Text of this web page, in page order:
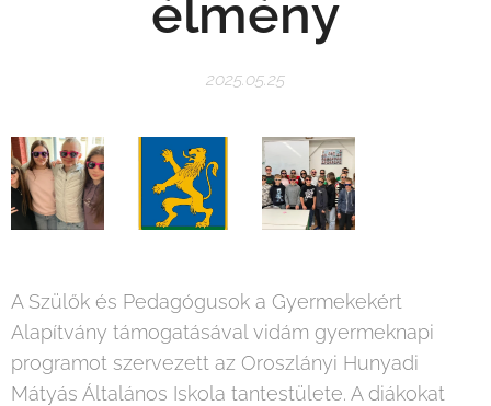
élmény
2025.05.25
A Szülők és Pedagógusok a Gyermekekért
Alapítvány támogatásával vidám gyermeknapi
programot szervezett az Oroszlányi Hunyadi
Mátyás Általános Iskola tantestülete. A diákokat